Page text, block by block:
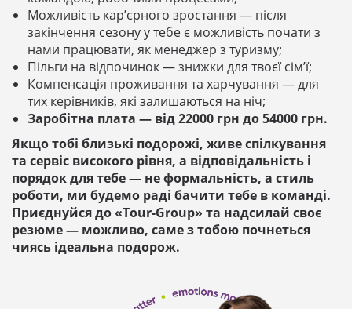
Можливість кар’єрного зростання — після
закінчення сезону у тебе є можливість почати з
нами працювати, як менеджер з туризму;
Пільги на відпочинок — знижки для твоєї сім’ї;
Компенсація проживання та харчування — для
тих керівників, які залишаються на ніч;
Заробітна плата — від 22000 грн до 54000 грн.
Якщо тобі близькі подорожі, живе спілкування
та сервіс високого рівня, а відповідальність і
порядок для тебе — не формальність, а стиль
роботи, ми будемо раді бачити тебе в команді.
Приєднуйся до «Tour-Group» та надсилай своє
резюме — можливо, саме з тобою почнеться
чиясь ідеальна подорож.